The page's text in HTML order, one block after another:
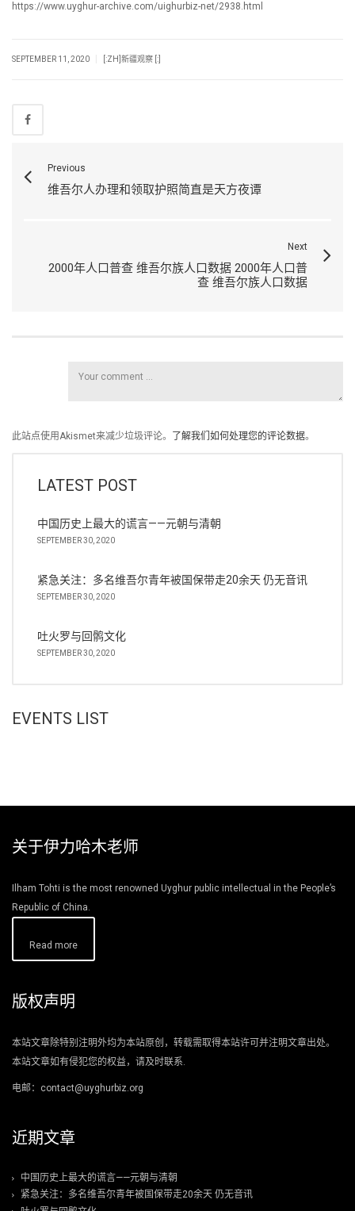
https://www.uyghur-archive.com/uighurbiz-net/2938.html
SEPTEMBER 11, 2020 [:ZH]新疆观察 [:]
Previous
维吾尔人办理和领取护照简直是天方夜谭
Next
2000年人口普查 维吾尔族人口数据 2000年人口普
查 维吾尔族人口数据
此站点使用Akismet来减少垃圾评论。 了解我们如何处理您的评论数据。
LATEST POST
中国历史上最大的谎言——元朝与清朝
SEPTEMBER 30, 2020
紧急关注：多名维吾尔青年被国保带走20余天 仍无音讯
SEPTEMBER 30, 2020
吐火罗与回鹘文化
SEPTEMBER 30, 2020
EVENTS LIST
关于伊力哈木老师
Ilham Tohti is the most renowned Uyghur public intellectual in the People’s
Republic of China.
Read more
版权声明
本站文章除特别注明外均为本站原创，转载需取得本站许可并注明文章出处。
本站文章如有侵犯您的权益，请及时联系.
电邮：contact@uyghurbiz.org
近期文章
中国历史上最大的谎言——元朝与清朝
紧急关注：多名维吾尔青年被国保带走20余天 仍无音讯